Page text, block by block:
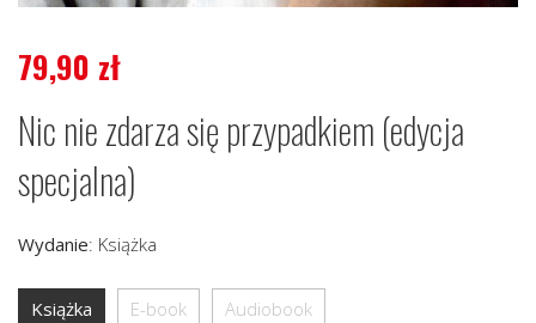
79,90 zł
Nic nie zdarza się przypadkiem (edycja
specjalna)
Wydanie: Książka
Książka E-book Audiobook